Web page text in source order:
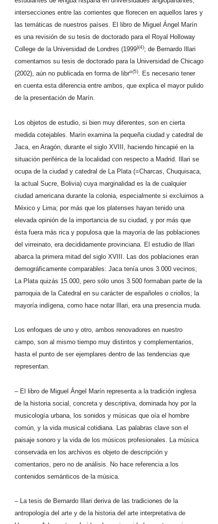
intersecciones entre las corrientes que florecen en aquellos lares y
las temáticas de nuestros países. El libro de Miguel Ángel Marín
es una revisión de su tesis de doctorado para el Royal Holloway
College de la Universidad de Londres (1999)(4); de Bernardo Illari
comentamos su tesis de doctorado para la Universidad de Chicago
(2002), aún no publicada en forma de libro(5). Es necesario tener
en cuenta esta diferencia entre ambos, que explica el mayor pulido
de la presentación de Marín.
Los objetos de estudio, si bien muy diferentes, son en cierta
medida cotejables. Marín examina la pequeña ciudad y catedral de
Jaca, en Aragón, durante el siglo XVIII, haciendo hincapié en la
situación periférica de la localidad con respecto a Madrid. Illari se
ocupa de la ciudad y catedral de La Plata (=Charcas, Chuquisaca,
la actual Sucre, Bolivia) cuya marginalidad es la de cualquier
ciudad americana durante la colonia, especialmente si excluimos a
México y Lima; por más que los platenses hayan tenido una
elevada opinión de la importancia de su ciudad, y por más que
ésta fuera más rica y populosa que la mayoría de las poblaciones
del virreinato, era decididamente provinciana. El estudio de Illari
abarca la primera mitad del siglo XVIII. Las dos poblaciones eran
demográficamente comparables: Jaca tenía unos 3.000 vecinos;
La Plata quizás 15.000, pero sólo unos 3.500 formaban parte de la
parroquia de la Catedral en su carácter de españoles o criollos; la
mayoría indígena, como hace notar Illari, era una presencia muda.
Los enfoques de uno y otro, ambos renovadores en nuestro
campo, son al mismo tiempo muy distintos y complementarios,
hasta el punto de ser ejemplares dentro de las tendencias que
representan.
– El libro de Miguel Ángel Marín representa a la tradición inglesa
de la historia social, concreta y descriptiva, dominada hoy por la
musicología urbana, los sonidos y músicas que oía el hombre
común, y la vida musical cotidiana. Las palabras clave son el
paisaje sonoro y la vida de los músicos profesionales. La música
conservada en los archivos es objeto de descripción y
comentarios, pero no de análisis. No hace referencia a los
contenidos semánticos de la música.
– La tesis de Bernardo Illari deriva de las tradiciones de la
antropología del arte y de la historia del arte interpretativa de